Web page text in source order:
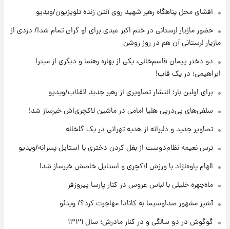
۱۹ ساعت پیش
تصاویر عمامه بستن به شیوه خاتمی/ویدیو
افشای محل پناهگاه‌ رهبر شهید روی آنتن زنده
تلویزیون/ویدیو
۲۲ ساعت پیش
ثریا اسفندیاری بعد از طلاق و در دیدار با گروه
بیتلز
ادعای جنجالی درباره اینفانتینو؛ اتهام پرداخت
افشای محل پناهگاه‌ رهبر شهید روی آنتن زنده تلویزیون/ویدیو
حضور مازیار لرستانی در ختم اکبر عبدی برای او گران تمام شد!/ دزدی از
مازیار لرستانی آن هم در روز روشن
دو دختر پیمان قاسم‌خانی، یکی از بهاره رهنما و دیگری از میترا
ابراهیمی؛ در یک قاب!
برای اولین بار؛ انتشار تصاویری از رهبر جدید انقلاب/ویدیو
سلفی‌های پی‌درپی هلیا امامی در ماشین لاکچری‌اش خبرساز شد!
تصاویر جدید و دلبرانه از هدیه تهرانی در یک گلخانه
ترس نعیمه نظام‌دوست از بغل کردن دختری با استایل پسرانه/ویدیو
الهام پاوه‌نژاد با ورزش لاکچری و استایل خاصش خبرساز شد!
ماه‌چهره خلیلی با لباس عروس در کنار پارسا پیروزفر
آشپز مشهور صداوسیما به کانادا مهاجرت کرد؟/ ویدئو
گوگوش در دو سالگی و در کنار مادرش؛ سال ۱۳۳۱